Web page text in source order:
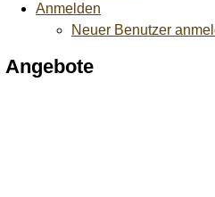
Anmelden
Neuer Benutzer
Angebote